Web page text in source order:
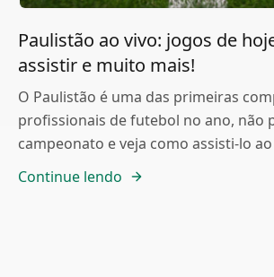
Paulistão ao vivo: jogos de
assistir e muito mais!
O Paulistão é uma das primeiras
profissionais de futebol no ano, não
campeonato e veja como assisti-lo
Continue lendo